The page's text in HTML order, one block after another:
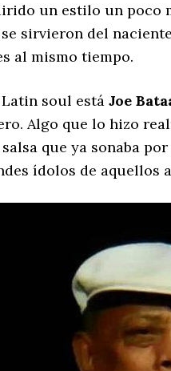
un estilo un poco
sirvieron del
al mismo tiempo.
soul está Joe
Algo que lo hizo
que ya sonaba
ídolos de aquellos